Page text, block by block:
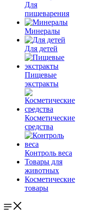
Для
пищеварения
Минералы
Для детей
Пищевые
экстракты
Косметические
средства
Контроль веса
Товары для
животных
Косметические
товары